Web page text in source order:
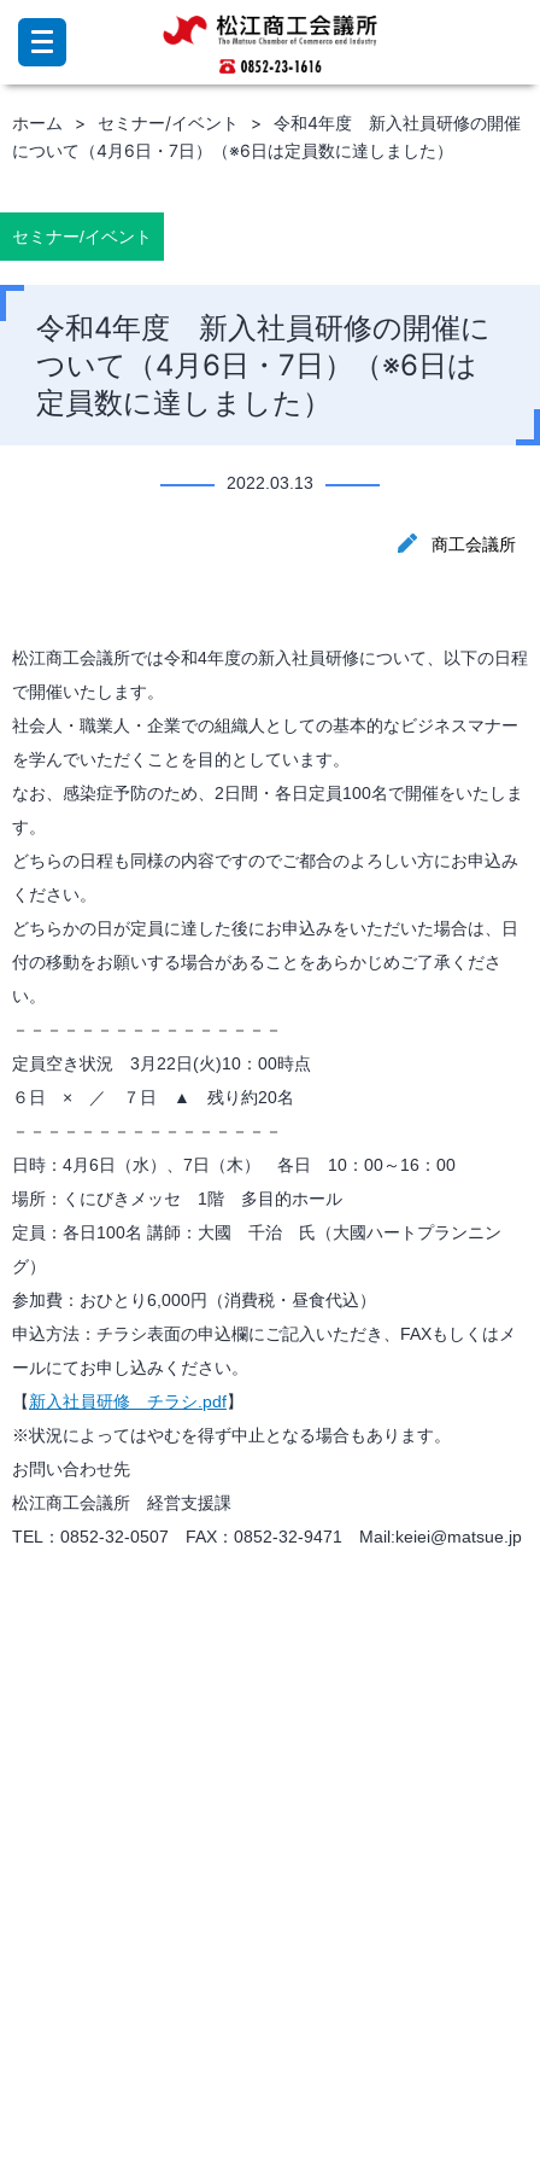
ン
ツ
へ
ッ
プ
ホーム セミナー/イベント
令和4年度 新入社員研修の開催
について（4月6日・7日）（※6日は定員数に達しました）
セミナー/イベント
令和4年度 新入社員研修の開催に
ついて（4月6日・7日）（※6日は
定員数に達しました）
2022.03.13
商工会議所
松江商工会議所では令和4年度の新入社員研修について、以下の日程
で開催いたします。
社会人・職業人・企業での組織人としての基本的なビジネスマナー
を学んでいただくことを目的としています。
なお、感染症予防のため、2日間・各日定員100名で開催をいたしま
す。
どちらの日程も同様の内容ですのでご都合のよろしい方にお申込み
ください。
どちらかの日が定員に達した後にお申込みをいただいた場合は、日
付の移動をお願いする場合があることをあらかじめご了承くださ
い。
－－－－－－－－－－－－－－－－
定員空き状況 3月22日(火)10：00時点
６日 × ／ ７日 ▲ 残り約20名
－－－－－－－－－－－－－－－－
日時：4月6日（水）、7日（木） 各日 10：00～16：00
場所：くにびきメッセ 1階 多目的ホール
定員：各日100名 講師：大國 千治 氏（大國ハートプランニン
グ）
参加費：おひとり6,000円（消費税・昼食代込）
申込方法：チラシ表面の申込欄にご記入いただき、FAXもしくはメ
ールにてお申し込みください。
【新入社員研修 チラシ.pdf】
※状況によってはやむを得ず中止となる場合もあります。
お問い合わせ先
松江商工会議所 経営支援課
TEL：0852-32-0507 FAX：0852-32-9471 Mail:keiei@matsue.jp